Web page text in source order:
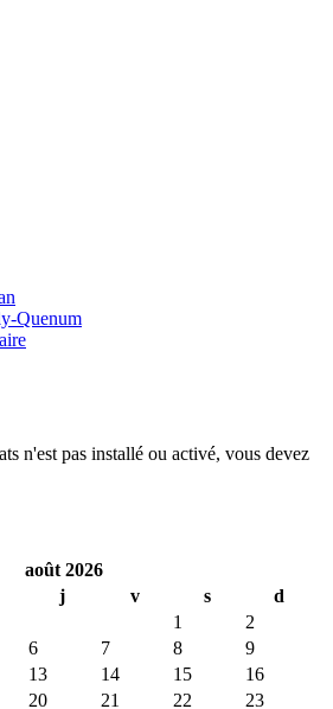
Quenum
n'est pas installé ou activé, vous devez
août 2026
j v s
d
1
2
6 7 8
9
13 14 15
16
20 21 22 23